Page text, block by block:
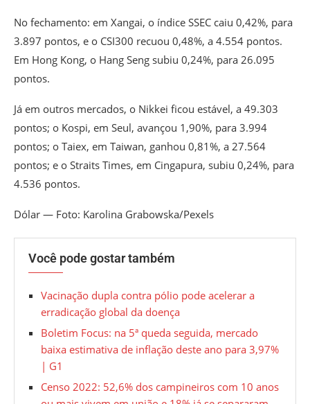
No fechamento: em Xangai, o índice SSEC caiu 0,42%, para
3.897 pontos, e o CSI300 recuou 0,48%, a 4.554 pontos.
Em Hong Kong, o Hang Seng subiu 0,24%, para 26.095
pontos.
Já em outros mercados, o Nikkei ficou estável, a 49.303
pontos; o Kospi, em Seul, avançou 1,90%, para 3.994
pontos; o Taiex, em Taiwan, ganhou 0,81%, a 27.564
pontos; e o Straits Times, em Cingapura, subiu 0,24%, para
4.536 pontos.
Dólar — Foto: Karolina Grabowska/Pexels
Você pode gostar também
Vacinação dupla contra pólio pode acelerar a
erradicação global da doença
Boletim Focus: na 5ª queda seguida, mercado
baixa estimativa de inflação deste ano para 3,97%
| G1
Censo 2022: 52,6% dos campineiros com 10 anos